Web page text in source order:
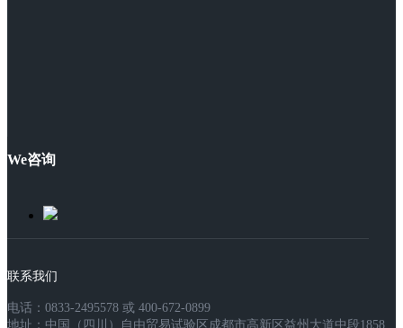
We咨询
联系我们
电话：0833-2495578 或 400-672-0899
地址：中国（四川）自由贸易试验区成都市高新区益州大道中段1858